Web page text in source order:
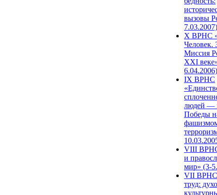
вызовы
7.03.2007)
X ВРНС
Человек.
Миссия
XXI
6.04.2006)
IX ВРНС
людей —
Победы
VIII
и
мир» (3-
VII ВРНС
труд: